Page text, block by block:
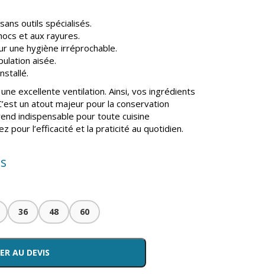
outils spécialisés.
et aux rayures.
une hygiène irréprochable.
aisée.
excellente ventilation. Ainsi, vos ingrédients
un atout majeur pour la conservation
indispensable pour toute cuisine
pour l’efficacité et la praticité au quotidien.
36 48 60
AU DEVIS